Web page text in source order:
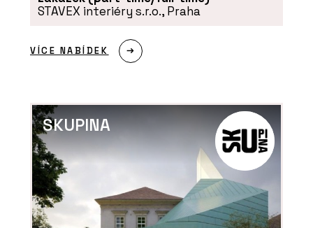
„Monolit není jen technika, je to
řemeslo.“ Rozhovor s Romanem Polzem
z HINTONu o betonu, kreativitě a práci
s architekty
STAVEX interiéry s.r.o., Praha
VÍCE NABÍDEK
SKUPINA